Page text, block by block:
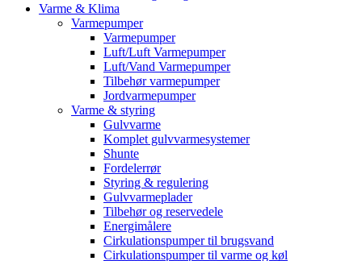
Varme & Klima
Varmepumper
Varmepumper
Luft/Luft Varmepumper
Luft/Vand Varmepumper
Tilbehør varmepumper
Jordvarmepumper
Varme & styring
Gulvvarme
Komplet gulvvarmesystemer
Shunte
Fordelerrør
Styring & regulering
Gulvvarmeplader
Tilbehør og reservedele
Energimålere
Cirkulationspumper til brugsvand
Cirkulationspumper til varme og køl